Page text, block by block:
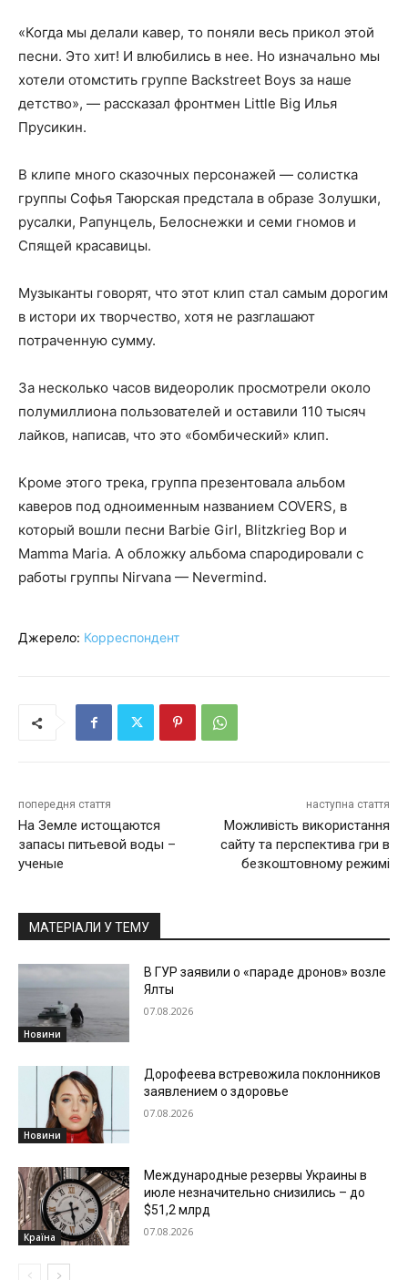
«Когда мы делали кавер, то поняли весь прикол этой
песни. Это хит! И влюбились в нее. Но изначально мы
хотели отомстить группе Backstreet Boys за наше
детство», — рассказал фронтмен Little Big Илья
Прусикин.
В клипе много сказочных персонажей — солистка
группы Софья Таюрская предстала в образе Золушки,
русалки, Рапунцель, Белоснежки и семи гномов и
Спящей красавицы.
Музыканты говорят, что этот клип стал самым дорогим
в истори их творчество, хотя не разглашают
потраченную сумму.
За несколько часов видеоролик просмотрели около
полумиллиона пользователей и оставили 110 тысяч
лайков, написав, что это «бомбический» клип.
Кроме этого трека, группа презентовала альбом
каверов под одноименным названием COVERS, в
который вошли песни Barbie Girl, Blitzkrieg Bop и
Mamma Maria. А обложку альбома спародировали с
работы группы Nirvana — Nevermind.
Джерело: Корреспондент
попередня стаття
На Земле истощаются
запасы питьевой воды –
ученые
наступна стаття
Можливість використання
сайту та перспектива гри в
безкоштовному режимі
МАТЕРІАЛИ У ТЕМУ
Новини
В ГУР заявили о «параде дронов» возле
Ялты
07.08.2026
Новини
Дорофеева встревожила поклонников
заявлением о здоровье
07.08.2026
Країна
Международные резервы Украины в
июле незначительно снизились – до
$51,2 млрд
07.08.2026